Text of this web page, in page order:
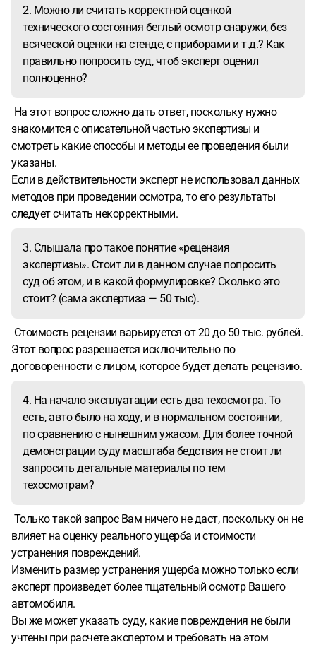
2. Можно ли считать корректной оценкой
технического состояния беглый осмотр снаружи, без
всяческой оценки на стенде, с приборами и т.д.? Как
правильно попросить суд, чтоб эксперт оценил
полноценно?
На этот вопрос сложно дать ответ, поскольку нужно
знакомится с описательной частью экспертизы и
смотреть какие способы и методы ее проведения были
указаны.
Если в действительности эксперт не использовал данных
методов при проведении осмотра, то его результаты
следует считать некорректными.
3. Слышала про такое понятие «рецензия
экспертизы». Стоит ли в данном случае попросить
суд об этом, и в какой формулировке? Сколько это
стоит? (сама экспертиза — 50 тыс).
Стоимость рецензии варьируется от 20 до 50 тыс. рублей.
Этот вопрос разрешается исключительно по
договоренности с лицом, которое будет делать рецензию.
4. На начало эксплуатации есть два техосмотра. То
есть, авто было на ходу, и в нормальном состоянии,
по сравнению с нынешним ужасом. Для более точной
демонстрации суду масштаба бедствия не стоит ли
запросить детальные материалы по тем
техосмотрам?
Только такой запрос Вам ничего не даст, поскольку он не
влияет на оценку реального ущерба и стоимости
устранения повреждений.
Изменить размер устранения ущерба можно только если
эксперт произведет более тщательный осмотр Вашего
автомобиля.
Вы же может указать суду, какие повреждения не были
учтены при расчете экспертом и требовать на этом